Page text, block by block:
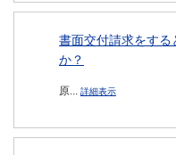
書面交付請求をする
か？
原... 詳細表示